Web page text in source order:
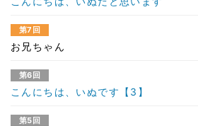
第7回
お兄ちゃん
第6回
こんにちは、いぬです【3】
第5回